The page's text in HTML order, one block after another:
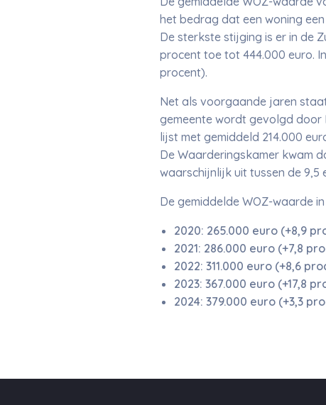
het bedrag dat een woning
De sterkste stijging is er in de
procent toe tot 444.000 euro.
procent).
Net als voorgaande jaren
gemeente wordt gevolgd door
lijst met gemiddeld 214.000
De Waarderingskamer kwam
waarschijnlijk uit tussen de 9,5
De gemiddelde WOZ-waarde
2020: 265.000 euro (+8,9
2021: 286.000 euro (+7,8
2022: 311.000 euro (+8,6
2023: 367.000 euro (+17,8
2024: 379.000 euro (+3,3